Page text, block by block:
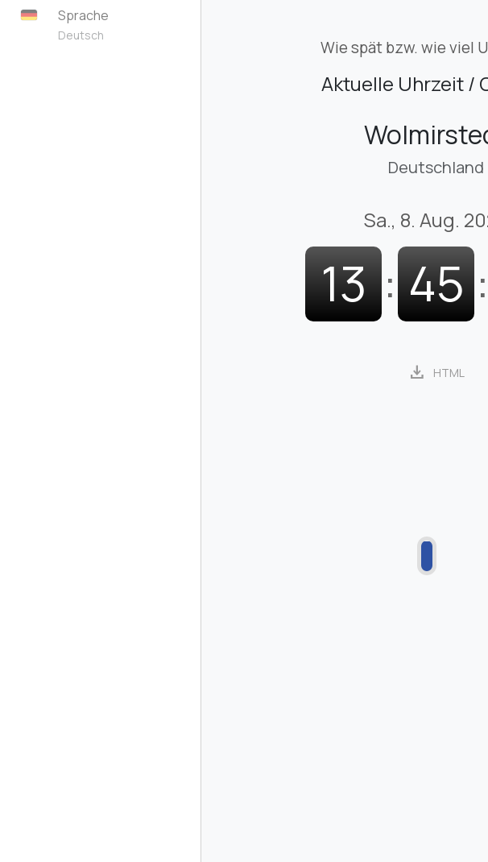
Sprache
Deutsch
Wie spät bzw. wie viel
Aktuelle Uhrzeit /
Deutschland
Sa., 8. Aug.
13 : 45 :
download HTML